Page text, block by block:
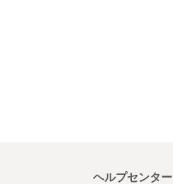
ヘルプセンター